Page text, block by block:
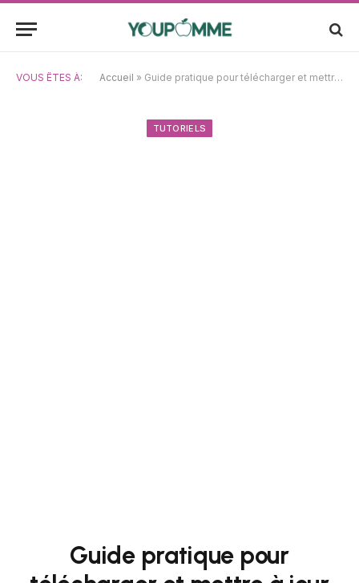
VOUS ÊTES À: Accueil » Guide pratique pour télécharger et mettre à jour vers macOS Monterey
TUTORIELS
Guide pratique pour